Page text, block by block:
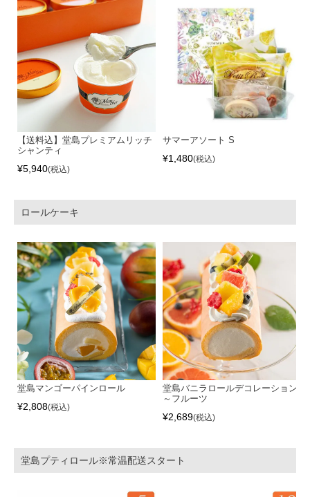
【送料込】堂島プレミアムリッチ
シャンティ
¥5,940 税込
サマーアソート S
¥1,480 税込
ロールケーキ
堂島マンゴーパインロール
¥2,808 税込
堂島バニラロールデコレーション
～フルーツ
¥2,689 税込
堂島プティロール※常温配送スタート